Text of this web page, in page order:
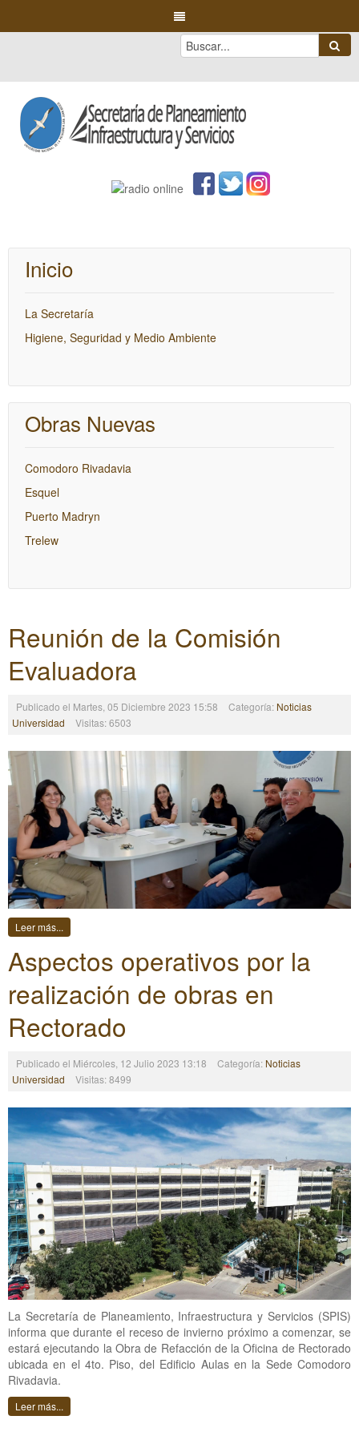
Inicio
La Secretaría
Higiene, Seguridad y Medio Ambiente
Obras Nuevas
Comodoro Rivadavia
Esquel
Puerto Madryn
Trelew
Reunión de la Comisión
Evaluadora
Publicado el Martes, 05 Diciembre 2023 15:58 Categoría: Noticias
Universidad
Visitas: 6503
Leer más...
Aspectos operativos por la
realización de obras en
Rectorado
Publicado el Miércoles, 12 Julio 2023 13:18 Categoría: Noticias
Universidad
Visitas: 8499
La Secretaría de Planeamiento, Infraestructura y Servicios (SPIS)
informa que durante el receso de invierno próximo a comenzar, se
estará ejecutando la Obra de Refacción de la Oficina de Rectorado
ubicada en el 4to. Piso, del Edificio Aulas en la Sede Comodoro
Rivadavia.
Leer más...